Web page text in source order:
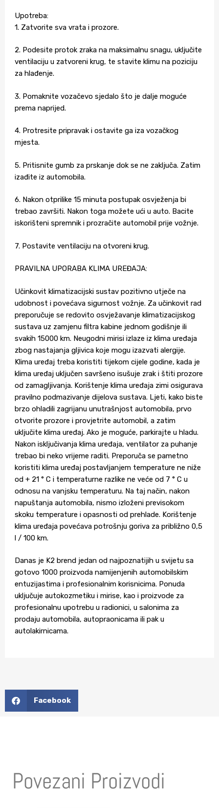
Upotreba:
1. Zatvorite sva vrata i prozore.
2. Podesite protok zraka na maksimalnu snagu, uključite
ventilaciju u zatvoreni krug, te stavite klimu na poziciju
za hlađenje.
3. Pomaknite vozačevo sjedalo što je dalje moguće
prema naprijed.
4. Protresite pripravak i ostavite ga iza vozačkog
mjesta.
5. Pritisnite gumb za prskanje dok se ne zaključa. Zatim
izađite iz automobila.
6. Nakon otprilike 15 minuta postupak osvježenja bi
trebao završiti. Nakon toga možete ući u auto. Bacite
iskorišteni spremnik i prozračite automobil prije vožnje.
7. Postavite ventilaciju na otvoreni krug.
PRAVILNA UPORABA KLIMA UREĐAJA:
Učinkovit klimatizacijski sustav pozitivno utječe na
udobnost i povećava sigurnost vožnje. Za učinkovit rad
preporučuje se redovito osvježavanje klimatizacijskog
sustava uz zamjenu filtra kabine jednom godišnje ili
svakih 15000 km. Neugodni mirisi izlaze iz klima uređaja
zbog nastajanja gljivica koje mogu izazvati alergije.
Klima uređaj treba koristiti tijekom cijele godine, kada je
klima uređaj uključen savršeno isušuje zrak i štiti prozore
od zamagljivanja. Korištenje klima uređaja zimi osigurava
pravilno podmazivanje dijelova sustava. Ljeti, kako biste
brzo ohladili zagrijanu unutrašnjost automobila, prvo
otvorite prozore i provjetrite automobil, a zatim
uključite klima uređaj. Ako je moguće, parkirajte u hladu.
Nakon isključivanja klima uređaja, ventilator za puhanje
trebao bi neko vrijeme raditi. Preporuča se pametno
koristiti klima uređaj postavljanjem temperature ne niže
od + 21 ° C i temperaturne razlike ne veće od 7 ° C u
odnosu na vanjsku temperaturu. Na taj način, nakon
napuštanja automobila, nismo izloženi previsokom
skoku temperature i opasnosti od prehlade. Korištenje
klima uređaja povećava potrošnju goriva za približno 0,5
l / 100 km.
Danas je K2 brend jedan od najpoznatijih u svijetu sa
gotovo 1000 proizvoda namijenjenih automobilskim
entuzijastima i profesionalnim korisnicima. Ponuda
uključuje autokozmetiku i mirise, kao i proizvode za
profesionalnu upotrebu u radionici, u salonima za
prodaju automobila, autopraonicama ili pak u
autolakirnicama.
Facebook
Povezani Proizvodi